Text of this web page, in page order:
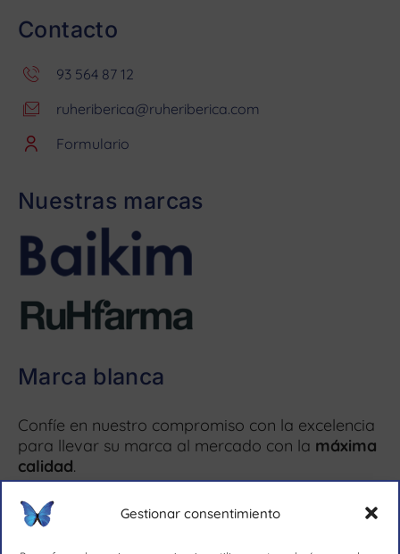
Gestionar consentimiento
Contacto
93 564 87 12
ruheriberica@ruheriberica.com
Formulario
Nuestras marcas
Marca blanca
Confíe en nuestro compromiso con la excelencia
para llevar su marca al mercado con la máxima
calidad.
Más información ↗